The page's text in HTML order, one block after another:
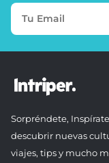
Sorpréndete,
descubrir nuevas
viajes, tips y mucho